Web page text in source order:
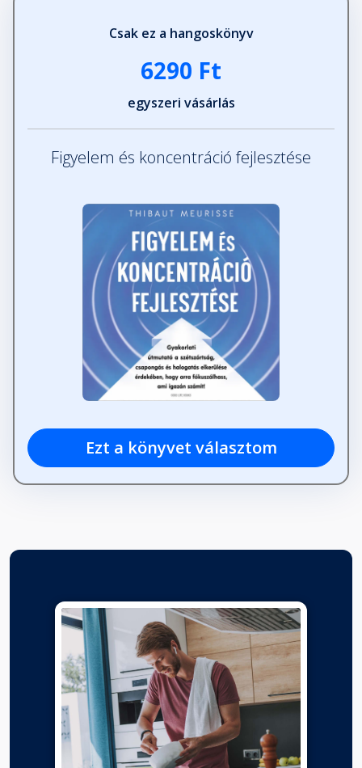
Csak ez a hangoskönyv
6290 Ft
egyszeri vásárlás
Figyelem és koncentráció fejlesztése
Ezt a könyvet választom